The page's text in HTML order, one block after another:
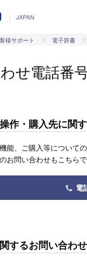
JAPAN
様サポート 電子辞書
せ電話番
作・購入先に関
能、ご購入等について
お問い合わせもこちらで
電
するお問い合わせ